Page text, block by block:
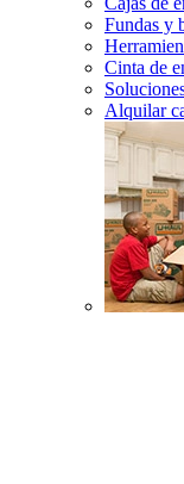
Fundas y
Cinta de
Alquilar